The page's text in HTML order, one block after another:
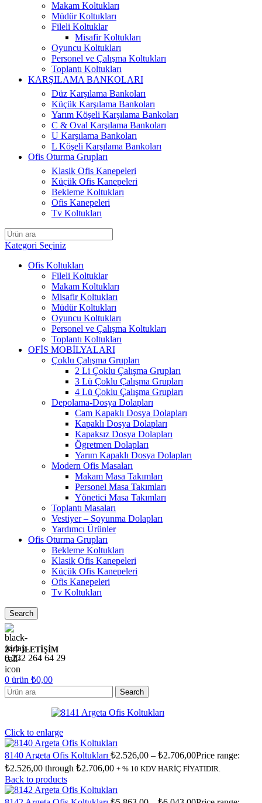
Makam Koltukları
Müdür Koltukları
Fileli Koltuklar
Misafir Koltukları
Oyuncu Koltukları
Personel ve Çalışma Koltukları
Toplantı Koltukları
KARŞILAMA BANKOLARI
Düz Karşılama Bankoları
Küçük Karşılama Bankoları
Yarım Köşeli Karşılama Bankoları
C & Oval Karşılama Bankoları
U Karşılama Bankoları
L Köşeli Karşılama Bankoları
Ofis Oturma Grupları
Klasik Ofis Kanepeleri
Küçük Ofis Kanepeleri
Bekleme Koltukları
Ofis Kanepeleri
Tv Koltukları
Kategori Seçiniz
Ofis Koltukları
Fileli Koltuklar
Makam Koltukları
Misafir Koltukları
Müdür Koltukları
Oyuncu Koltukları
Personel ve Çalışma Koltukları
Toplantı Koltukları
OFİS MOBİLYALARI
Çoklu Çalışma Grupları
2 Li Çoklu Çalışma Grupları
3 Lü Çoklu Çalışma Grupları
4 Lü Çoklu Çalışma Grupları
Depolama-Dosya Dolapları
Cam Kapaklı Dosya Dolapları
Kapaklı Dosya Dolapları
Kapaksız Dosya Dolapları
Ögretmen Dolapları
Yarım Kapaklı Dosya Dolapları
Modern Ofis Masaları
Makam Masa Takımları
Personel Masa Takımları
Yönetici Masa Takımları
Toplantı Masaları
Vestiyer – Soyunma Dolapları
Yardımcı Ürünler
Ofis Oturma Grupları
Bekleme Koltukları
Klasik Ofis Kanepeleri
Küçük Ofis Kanepeleri
Ofis Kanepeleri
Tv Koltukları
Search
24/7 İLETİŞİM
0 232 264 64 29
0 ürün ₺0,00
Search
Click to enlarge
8140 Argeta Ofis Koltukları ₺2.526,00 – ₺2.706,00Price range:
₺2.526,00 through ₺2.706,00 + % 10 KDV HARİÇ FİYATIDIR.
Back to products